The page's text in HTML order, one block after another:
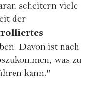
scheitern viele
der
Davon ist nach
was zu
kann."